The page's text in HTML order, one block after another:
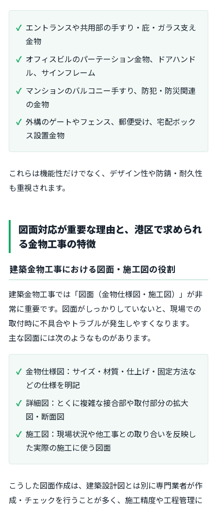
エントランスや共用部の手すり・庇・ガラス支え
金物
オフィスビルのパーテーション金物、ドアハンド
ル、サインフレーム
マンションのバルコニー手すり、防犯・防災関連
の金物
外構のゲートやフェンス、郵便受け、宅配ボック
ス設置金物
これらは機能性だけでなく、デザイン性や防錆・耐久性
も重視されます。
図面対応が重要な理由と、港区で求められ
る金物工事の特徴
建築金物工事における図面・施工図の役割
建築金物工事では「図面（金物仕様図・施工図）」が非
常に重要です。図面がしっかりしていないと、現場での
取付時に不具合やトラブルが発生しやすくなります。
主な図面には次のようなものがあります。
金物仕様図：サイズ・材質・仕上げ・固定方法な
どの仕様を明記
詳細図：とくに複雑な接合部や取付部分の拡大
図・断面図
施工図：現場状況や他工事との取り合いを反映し
た実際の施工に使う図面
こうした図面作成は、建築設計図とは別に専門業者が作
成・チェックを行うことが多く、施工精度や工程管理に